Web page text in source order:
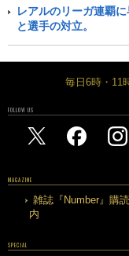
レアルのリーガ連覇
と選手の対立。
毎日6時・11
FOLLOW US
MAGAZINE
雑誌『Number』購
内
SPECIAL